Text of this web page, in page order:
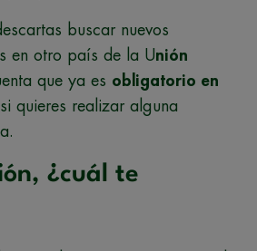
buscar nuevos
en otro país de la Unión
que ya es obligatorio en
si quieres realizar alguna
¿cuál te